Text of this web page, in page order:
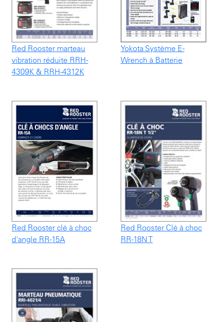
Red Rooster marteau
vibration réduite RRH-
4309K & RRH-4312K
Yokota Système E-
Wrench à Batterie
Red Rooster clé à choc
d'angle RR-15A
Red Rooster Clé à choc
RR-18N T